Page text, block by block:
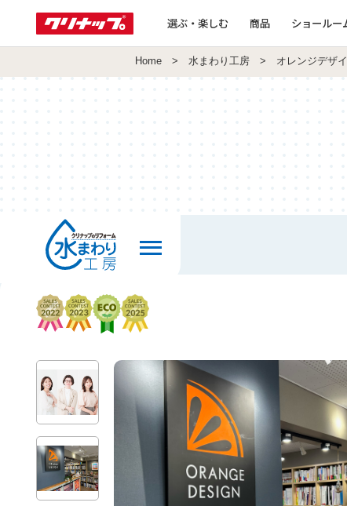
選ぶ・楽しむ 商品 ショールー
Home > 水まわり工房 > オレンジデザ